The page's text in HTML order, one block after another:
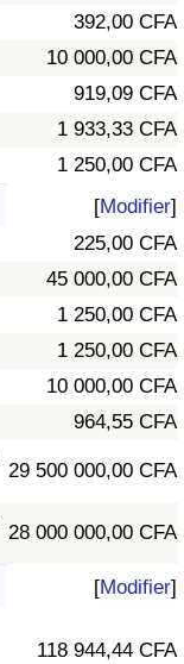
392,00 CFA
10 000,00 CFA
919,09 CFA
1 933,33 CFA
1 250,00 CFA
[Modifier]
225,00 CFA
45 000,00 CFA
1 250,00 CFA
1 250,00 CFA
10 000,00 CFA
964,55 CFA
29 500 000,00 CFA
28 000 000,00 CFA
[Modifier]
118 944,44 CFA